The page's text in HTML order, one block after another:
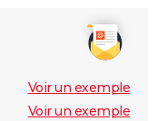
Voir un exemple
Voir un exemple